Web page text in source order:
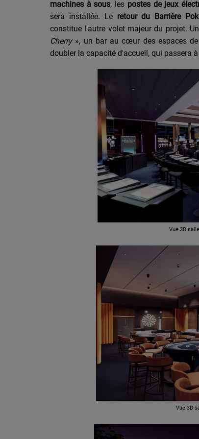
machines à sous, les postes de jeux
sera installée. Le retour du Barrière
constitue l'autre volet majeur du projet.
Cherry», un bar au cœur des espaces
doubler la capacité d'accueil, qui passera
Vue 3D
Vue 3D